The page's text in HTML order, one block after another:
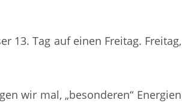
13. Tag auf einen Freitag. Freitag,
wir mal, „besonderen“ Energien